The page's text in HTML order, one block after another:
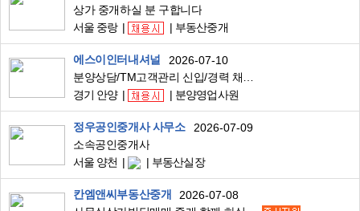
상가 중개하실 분 구합니다
서울 중랑
부동산중개
에스이인터내셔널
2026-07-10
경기 안양
분양영업사원
정우공인중개사 사무소
2026-07-09
소속공인중개사
서울 양천
부동산실장
칸엠앤씨부동산중개
2026-07-08